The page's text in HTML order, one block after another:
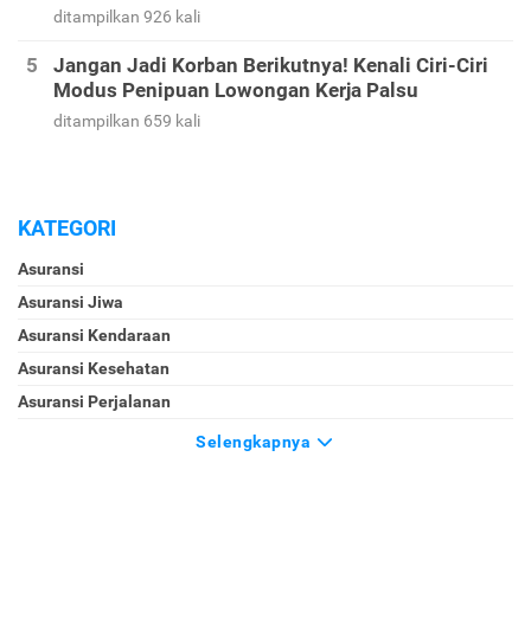
ditampilkan 926 kali
Jangan Jadi Korban Berikutnya! Kenali Ciri-Ciri
Modus Penipuan Lowongan Kerja Palsu
ditampilkan 659 kali
KATEGORI
Asuransi
Asuransi Jiwa
Asuransi Kendaraan
Asuransi Kesehatan
Asuransi Perjalanan
Selengkapnya